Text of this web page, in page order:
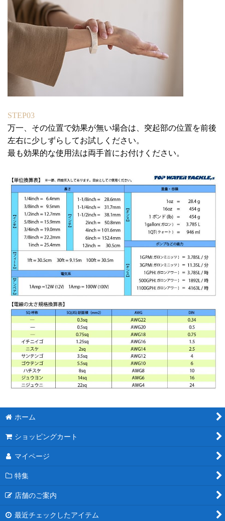
STEP03
万一、その位置で効果が無い場合は、突起部の位置を前後
左右に少しずらしてお試しください。
最も効果的な使用法は両手首にお付けください。
ホーム
ショッピングカート
マイページ
特集
店舗のご案内
最近チェックしたアイテム